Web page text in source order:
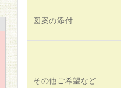
図案の添付
その他ご希望など